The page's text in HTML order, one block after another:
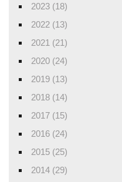
2023 (18)
2022 (13)
2021 (21)
2020 (24)
2019 (13)
2018 (14)
2017 (15)
2016 (24)
2015 (25)
2014 (29)